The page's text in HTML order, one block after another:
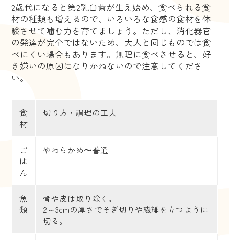
2歳代になると第2乳臼歯が生え始め、食べられる食
材の種類も増えるので、いろいろな食感の食材を体
験させて噛む力を育てましょう。ただし、消化器官
の発達が完全ではないため、大人と同じものでは食
べにくい場合もあります。無理に食べさせると、好
き嫌いの原因になりかねないので注意してくださ
い。
食
材
切り方・調理の工夫
ご
は
ん
やわらかめ〜普通
魚
類
骨や皮は取り除く。
2～3cmの厚さでそぎ切りや繊維を立つように
切る。